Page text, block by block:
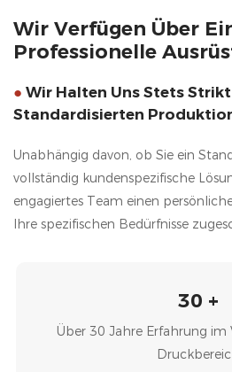
Wir Verfügen Über
Professionelle
● Wir Halten Uns Stets Strikt
Standardisierten
Unabhängig davon, ob Sie ein
vollständig kundenspezifische
engagiertes Team einen
Ihre spezifischen Bedürfnisse
30 +
Über 30 Jahre Erfahrung im